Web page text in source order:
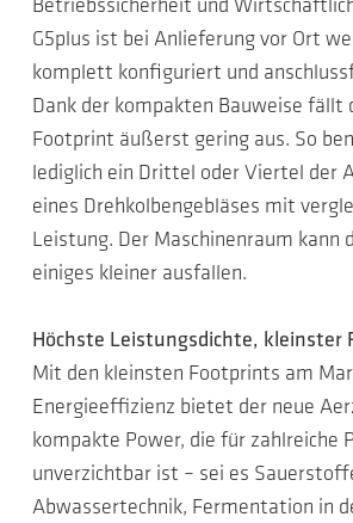
Betriebssicherheit und
G5plus ist bei Anlieferung vor Ort
komplett konfiguriert und
Dank der kompakten Bauweise fällt
Footprint äußerst gering aus. So
lediglich ein Drittel oder Viertel der
eines Drehkolbengebläses mit
Leistung. Der Maschinenraum kann
einiges kleiner ausfallen.
Höchste Leistungsdichte, kleinster
Mit den kleinsten Footprints am
Energieeffizienz bietet der neue
kompakte Power, die für zahlreiche
unverzichtbar ist – sei es
Abwassertechnik, Fermentation in